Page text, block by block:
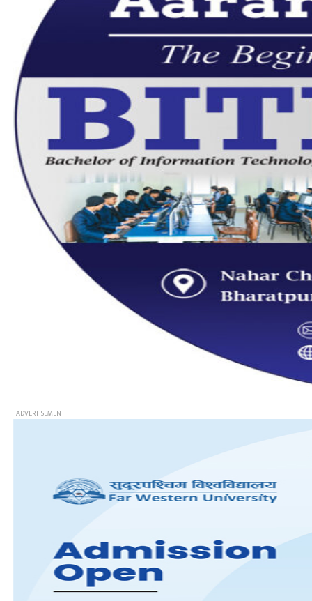
- ADVERTISEMENT -